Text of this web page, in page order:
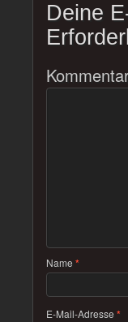
Deine
Name *
E-Mail-Adresse *